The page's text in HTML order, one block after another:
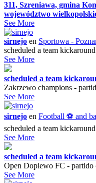
311, Szreniawa, gmina
województwo
See More
sirnejo en Sportowa -
scheduled a team
See More
scheduled a team
Zakrzewo champions -
See More
sirnejo en Football ⚽️ and
scheduled a team
See More
scheduled a team
Open Dopiewo FC - partido
See More